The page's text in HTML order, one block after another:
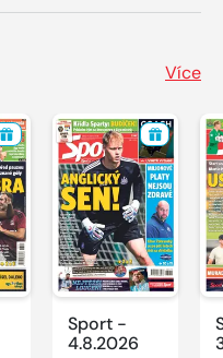
Více
Sport -
4.8.2026